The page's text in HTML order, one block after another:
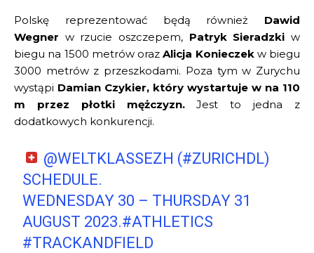
Polskę reprezentować będą również Dawid
Wegner w rzucie oszczepem, Patryk Sieradzki w
biegu na 1500 metrów orazAlicja Konieczekw biegu
3000 metrów z przeszkodami. Poza tym w Zurychu
wystąpi Damian Czykier, który wystartuje w na 110
m przez płotki mężczyzn.Jest to jedna z
dodatkowych konkurencji.
@WELTKLASSEZH (#ZURICHDL)
SCHEDULE.
WEDNESDAY 30 – THURSDAY 31
AUGUST 2023.#ATHLETICS
#TRACKANDFIELD